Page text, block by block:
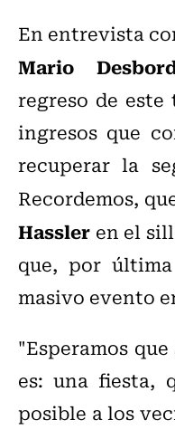
En entrevista
Mario
regreso de
ingresos que
recuperar la
Recordemos,
Hassler en el
que, por
masivo evento
"Esperamos
es: una fiesta,
posible a los